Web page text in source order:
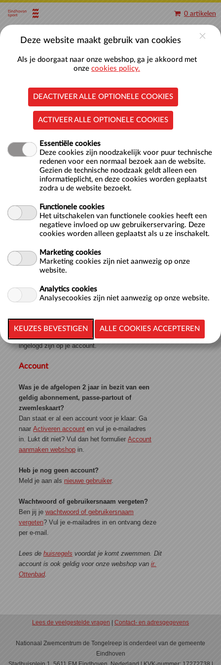
Naar hoofdinhoud
0 artikelen
Zwembad de Tongelreep
Welkom op de webshop van Nationaal
kopen van een e-ticket kan als gast, maar voor de
ingelogd zijn op je account.
Account
Was je de afgelopen 2 jaar in bezit van een
geldig abonnement, passe-partout of
zwemleskaart?
Dan staat er al een account voor je klaar: Ga
naar Activeren account en vul je e-mailadres
in. Lukt dit niet? Vul dan het formulier Account
aanmaken webshop in.
Heb je nog geen account?
Meld je aan als nieuwe gebruiker.
Wachtwoord of gebruikersnaam vergeten?
Ben jij je wachtwoord of gebruikersnaam
vergeten? Vul je e-mailadres in en ontvang deze
per e-mail.
Lees de huisregels voordat je komt zwemmen. Dit
account is ook geldig voor onze webshop van ir.
Ottenbad.
Inloggen
Gebruikersnaam
Wachtwoord
Onthoud mij op deze computer (niet
geschikt voor openbare computers)
» Wachtwoord of gebruikersnaam
Lees de veelgestelde vragen Contact- en adresgegevens
Nationaal Zwemcentrum de Tongelreep is onderdeel van de gemeente
Eindhoven
Deze website maakt gebruik van cookies
Als je doorgaat naar onze webshop, ga je akkoord met
onze cookies policy.
DEACTIVEER ALLE OPTIONELE COOKIES
ACTIVEER ALLE OPTIONELE COOKIES
Essentiële cookies
Deze cookies zijn noodzakelijk voor puur technische
redenen voor een normaal bezoek aan de website.
Gezien de technische noodzaak geldt alleen een
informatieplicht, en deze cookies worden geplaatst
zodra u de website bezoekt.
Functionele cookies
Het uitschakelen van functionele cookies heeft een
negatieve invloed op uw gebruikerservaring. Deze
cookies worden alleen geplaatst als u ze inschakelt.
Marketing cookies
Marketing cookies zijn niet aanwezig op onze
website.
Analytics cookies
Analysecookies zijn niet aanwezig op onze website.